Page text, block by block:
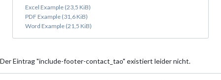
Excel Example (23,5 KiB)
PDF Example (31,6 KiB)
Word Example (21,5 KiB)
Der Eintrag "include-footer-contact_tao" existiert leider nicht.